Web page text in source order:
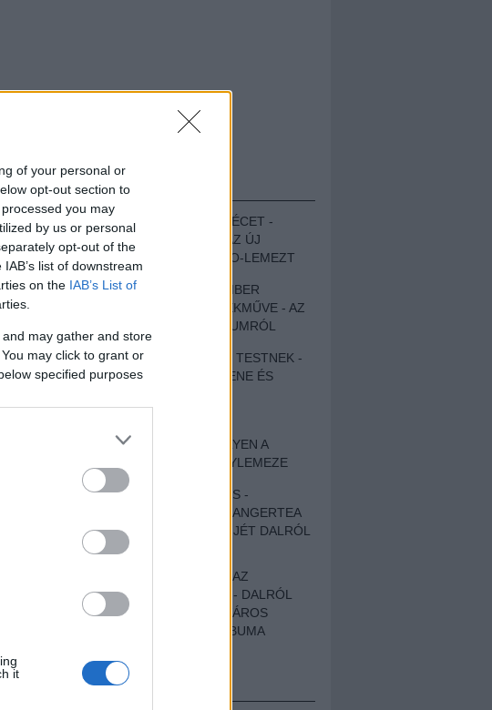
of your personal or
opt-out section to
you may
by us or personal
opt-out of the
list of downstream
on the IAB’s List of
may gather and store
may click to grant or
specified purposes
it
EZT HALLGASD!
MEGUGROTTÁK A LÉCET -
MEGHALLGATTUK AZ ÚJ
PROTEST THE HERO-LEMEZT
EGY DÜHÖS VÉNEMBER
UNIVERZÁLIS REMEKMŰVE - AZ
ÚJ BOB DYLAN-ALBUMRÓL
ZENE LÉLEKNEK ÉS TESTNEK -
AUTENTIKUS NÉPZENE ÉS
SZOMORKODÁS - ILYEN A
KATATONIA ÚJ NAGYLEMEZE
CROCODILE NERVES -
HALLGASD MEG AZ ANGERTEA
MA MEGJELENT EP-JÉT DALRÓL
DALRA!
A FELELŐSSÉGTŐL AZ
ELLOPOTT FÖLDIG - DALRÓL
DALRA A KÉPZELT VÁROS
SAMIZDAT CÍMŰ ALBUMA
HIRDETÉS